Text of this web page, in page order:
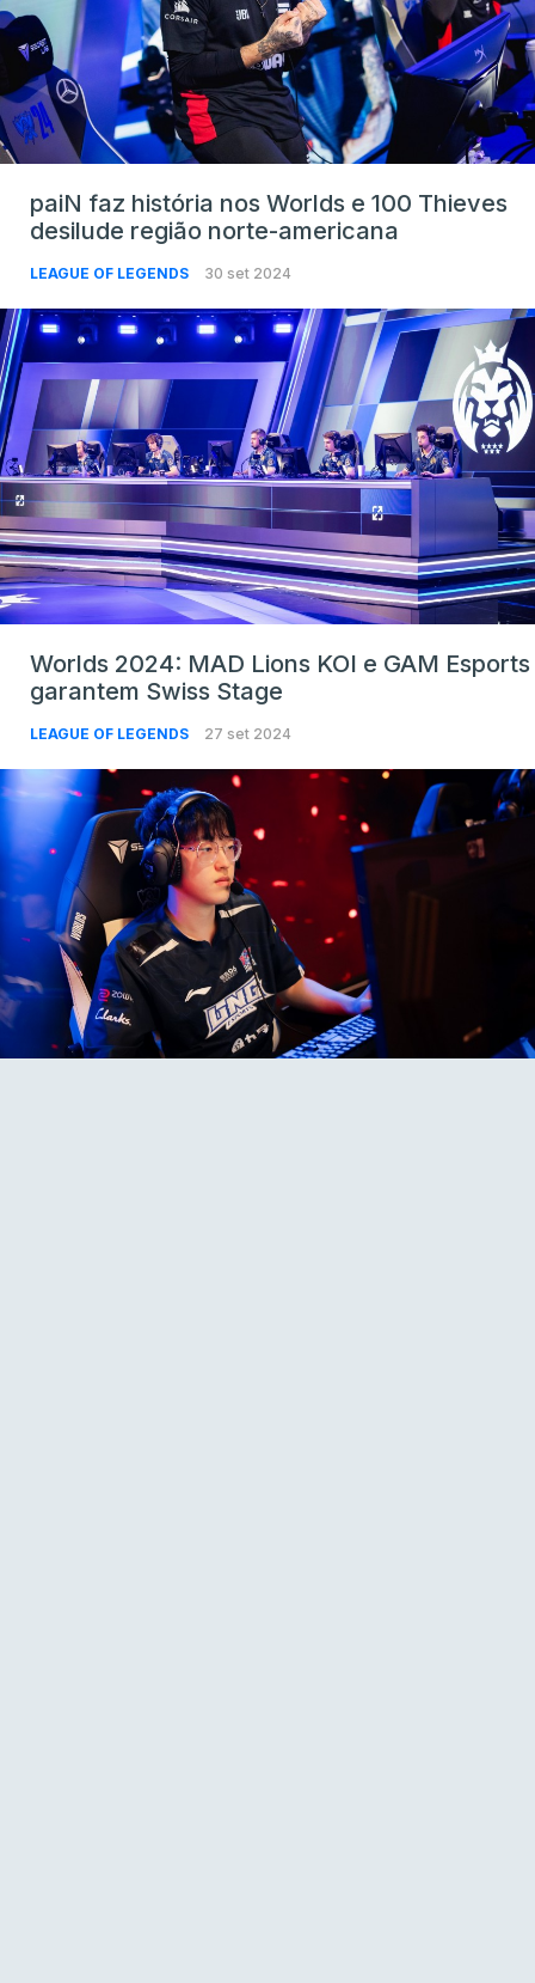
paiN faz história nos Worlds e 100 Thieves
desilude região norte-americana
LEAGUE OF LEGENDS 30 set 2024
Worlds 2024: MAD Lions KOI e GAM Esports
garantem Swiss Stage
LEAGUE OF LEGENDS 27 set 2024